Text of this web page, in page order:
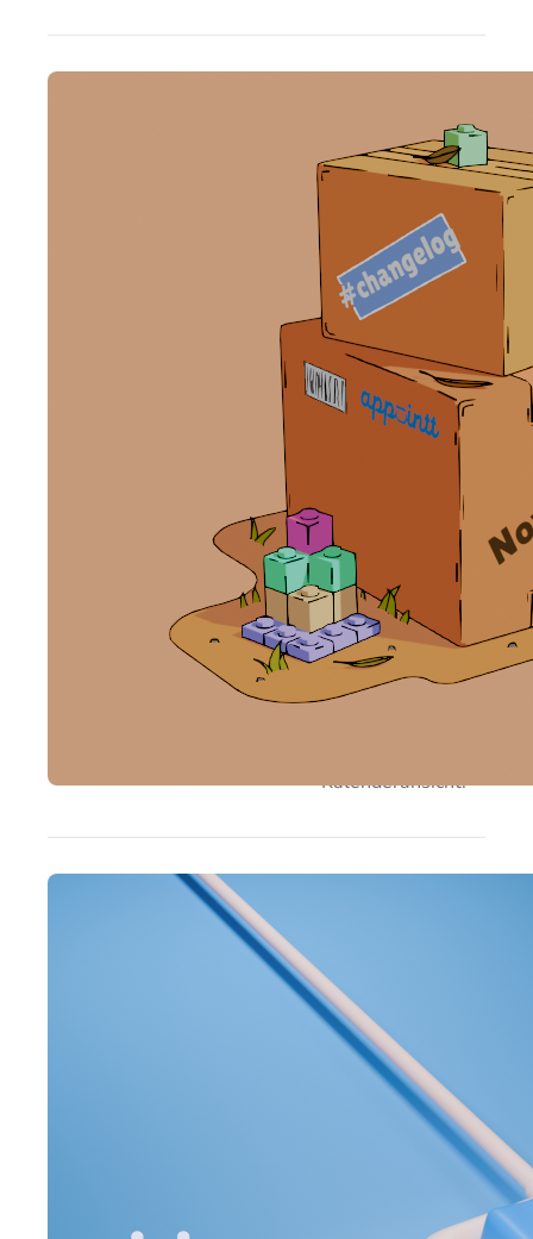
Appointt-
Update:
10.
November
2025,
Appointt-
Änderungsprotokoll
vom 10.
November 2025 –
mit flexiblen
Konfigurationen,
erweiterten
Kalenderansicht.
Appointt-
Update:
30. Juni